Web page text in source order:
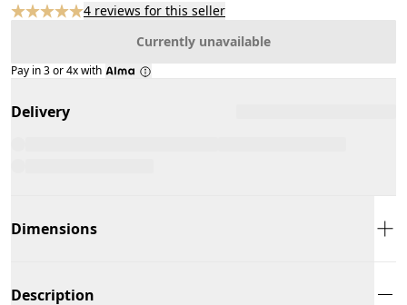
4 reviews for this seller
Currently unavailable
Pay in 3 or 4x with
Delivery
Dimensions
Description